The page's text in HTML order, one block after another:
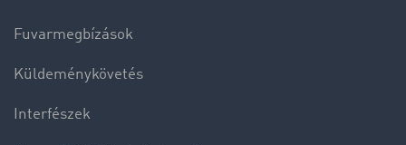
Fuvarmegbízások
Küldeménykövetés
Interfészek